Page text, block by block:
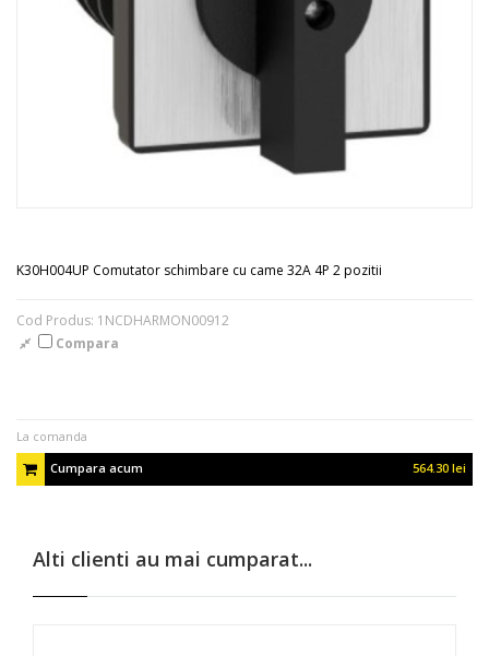
K30H004UP Comutator schimbare cu came 32A 4P 2 pozitii
Cod Produs: 1NCDHARMON00912
Compara
La comanda
Cumpara acum
564.30 lei
Alti clienti au mai cumparat...